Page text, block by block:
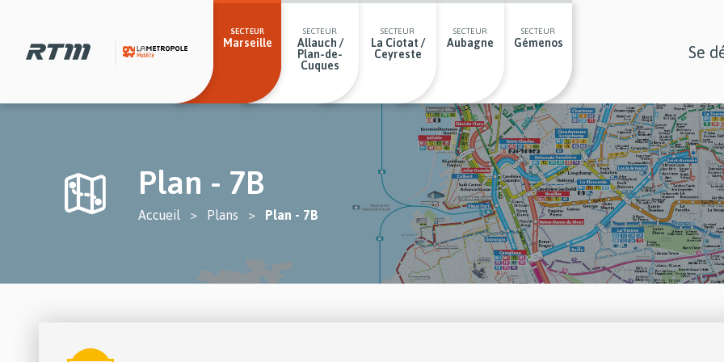
principal
principal
SECTEUR
Marseille
SECTEUR
Allauch /
Plan-de-
Cuques
SECTEUR
La Ciotat /
Ceyreste
SECTEUR
Aubagne
SECTEUR
Gémenos Se
Plan - 7B
You
Accueil Plans Plan - 7B
Lignes